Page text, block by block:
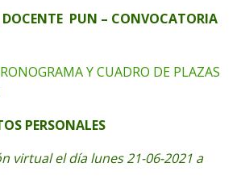
DOCENTE PUN – CONVOCATORIA
Y CUADRO DE PLAZAS
PERSONALES
virtual el día lunes 21-06-2021 a